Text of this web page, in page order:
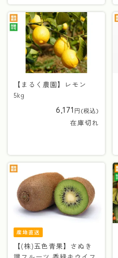
【まるく農園】レモン
5kg
6,171
在庫切れ
産地直送
【(株)五色青果】さぬき